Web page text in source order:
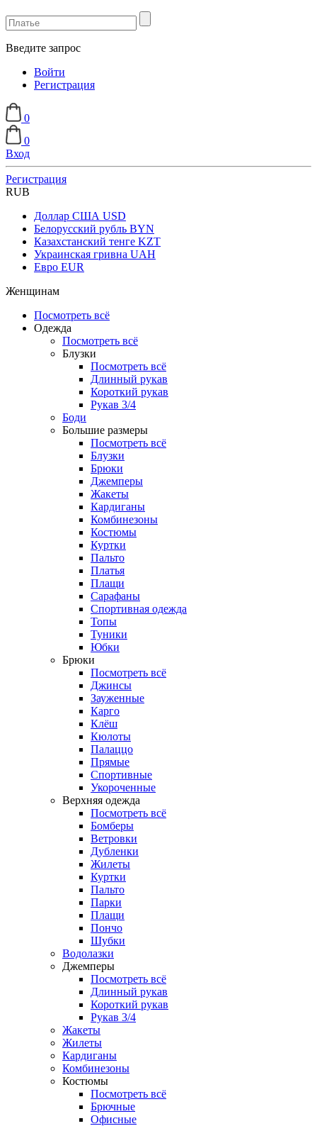
Введите запрос
Войти
Регистрация
0
0
Вход
Регистрация
RUB
Доллар США USD
Белорусский рубль BYN
Казахстанский тенге KZT
Украинская гривна UAH
Евро EUR
Женщинам
Посмотреть всё
Одежда
Посмотреть всё
Блузки
Посмотреть всё
Длинный рукав
Короткий рукав
Рукав 3/4
Боди
Большие размеры
Посмотреть всё
Блузки
Брюки
Джемперы
Жакеты
Кардиганы
Комбинезоны
Костюмы
Куртки
Пальто
Платья
Плащи
Сарафаны
Спортивная одежда
Топы
Туники
Юбки
Брюки
Посмотреть всё
Джинсы
Зауженные
Карго
Клёш
Кюлоты
Палаццо
Прямые
Спортивные
Укороченные
Верхняя одежда
Посмотреть всё
Бомберы
Ветровки
Дубленки
Жилеты
Куртки
Пальто
Парки
Плащи
Пончо
Шубки
Водолазки
Джемперы
Посмотреть всё
Длинный рукав
Короткий рукав
Рукав 3/4
Жакеты
Жилеты
Кардиганы
Комбинезоны
Костюмы
Посмотреть всё
Брючные
Офисные